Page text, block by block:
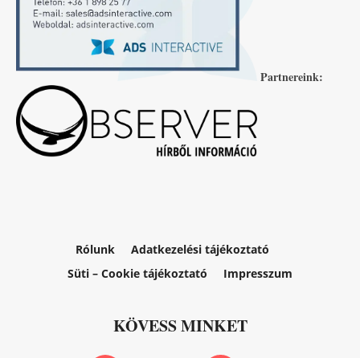
Partnereink:
Rólunk
Adatkezelési tájékoztató
Süti – Cookie tájékoztató
Impresszum
KÖVESS MINKET